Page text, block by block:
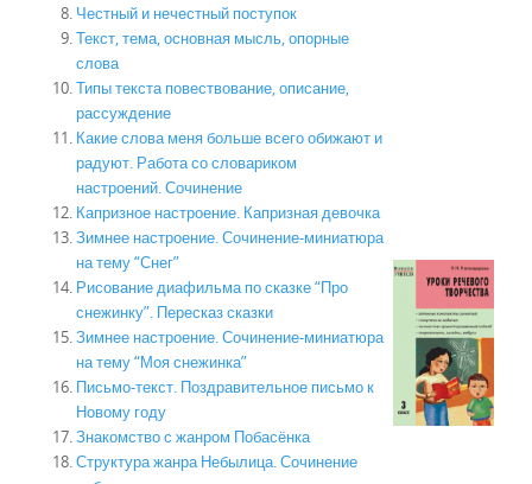
Честный и нечестный поступок
Текст, тема, основная мысль, опорные
слова
Типы текста повествование, описание,
рассуждение
Какие слова меня больше всего обижают и
радуют. Работа со словариком
настроений. Сочинение
Капризное настроение. Капризная девочка
Зимнее настроение. Сочинение-миниатюра
на тему “Снег”
Рисование диафильма по сказке “Про
снежинку”. Пересказ сказки
Зимнее настроение. Сочинение-миниатюра
на тему “Моя снежинка”
Письмо-текст. Поздравительное письмо к
Новому году
Знакомство с жанром Побасёнка
Структура жанра Небылица. Сочинение